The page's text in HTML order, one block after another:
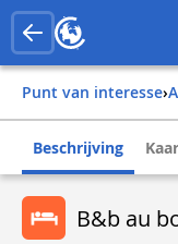
Punt van interesse›
Beschrijving
B&b au